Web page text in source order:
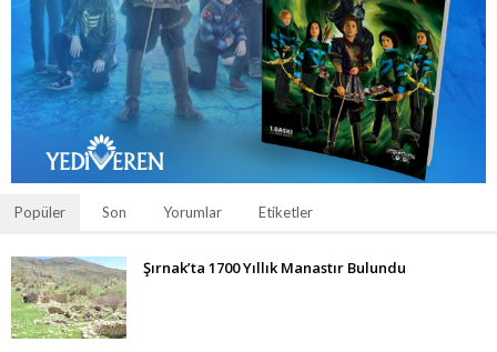
Popüler Son Yorumlar Etiketler
Şırnak’ta 1700 Yıllık Manastır Bulundu